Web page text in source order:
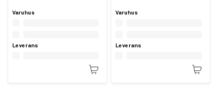
Varuhus
Leverans
Varuhus
Leverans